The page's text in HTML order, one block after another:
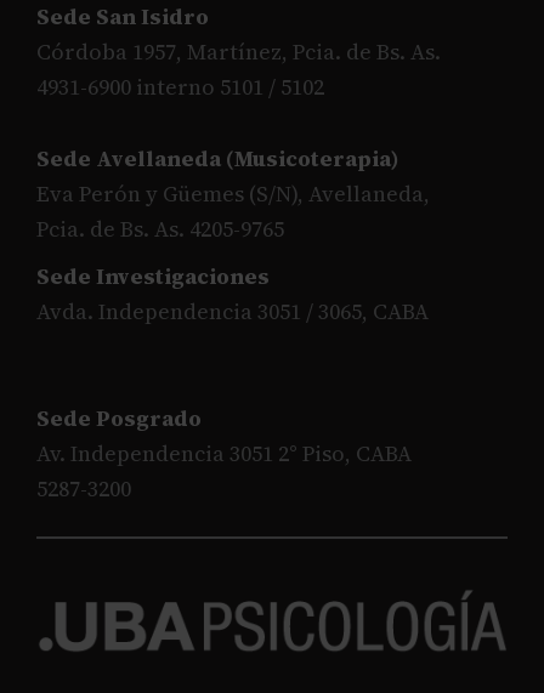
Sede San Isidro
Córdoba 1957, Martínez, Pcia. de Bs. As.
4931-6900 interno 5101 / 5102
Sede Avellaneda (Musicoterapia)
Eva Perón y Güemes (S/N), Avellaneda,
Pcia. de Bs. As. 4205-9765
Sede Investigaciones
Avda. Independencia 3051 / 3065, CABA
Sede Posgrado
Av. Independencia 3051 2° Piso, CABA
5287-3200